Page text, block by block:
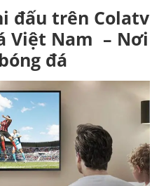
đấu trên Colatv
Việt Nam – Nơi
đá